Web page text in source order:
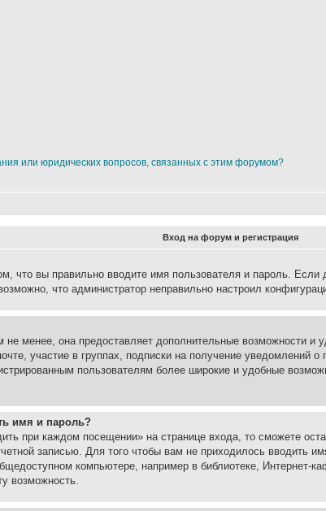
или юридических вопросов, связанных с этим форумом?
Вход на форум и регистрация
что вы правильно вводите имя пользователя и пароль.
что администратор неправильно настроил
менее, она предоставляет дополнительные возможности
участие в группах, подписки на получение
пользователям более широкие и удобные
имя и пароль?
при каждом посещении» на странице входа, то сможете
записью. Для того чтобы вам не приходилось
компьютере, например в библиотеке, Интернет-
возможность.